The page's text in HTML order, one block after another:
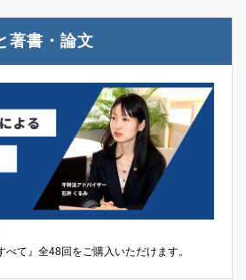
著書・論文
べて』全48回をご購入いただけます。